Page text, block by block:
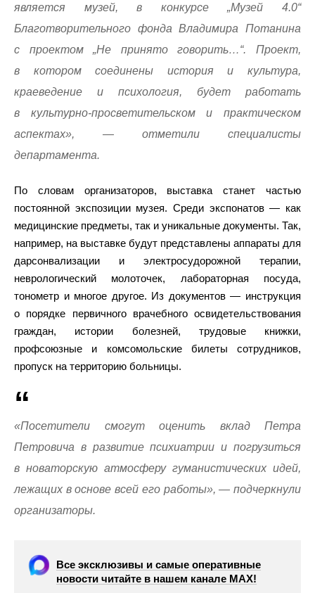
является музей, в конкурсе „Музей 4.0“
Благотворительного фонда Владимира Потанина
с проектом „Не принято говорить…“. Проект,
в котором соединены история и культура,
краеведение и психология, будет работать
в культурно-просветительском и практическом
аспектах», — отметили специалисты
департамента.
По словам организаторов, выставка станет частью
постоянной экспозиции музея. Среди экспонатов — как
медицинские предметы, так и уникальные документы. Так,
например, на выставке будут представлены аппараты для
дарсонвализации и электросудорожной терапии,
неврологический молоточек, лабораторная посуда,
тонометр и многое другое. Из документов — инструкция
о порядке первичного врачебного освидетельствования
граждан, истории болезней, трудовые книжки,
профсоюзные и комсомольские билеты сотрудников,
пропуск на территорию больницы.
«Посетители смогут оценить вклад Петра
Петровича в развитие психиатрии и погрузиться
в новаторскую атмосферу гуманистических идей,
лежащих в основе всей его работы», — подчеркнули
организаторы.
Все эксклюзивы и самые оперативные
новости читайте в нашем канале МАХ!